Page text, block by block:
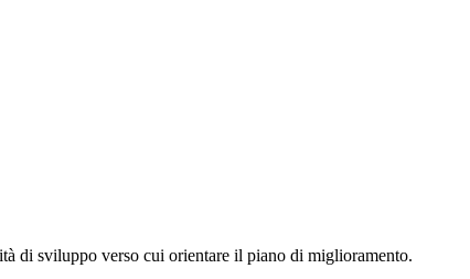
di sviluppo verso cui orientare il piano di miglioramento.